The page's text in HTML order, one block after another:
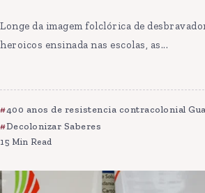
Longe da imagem folclórica de
heroicos ensinada nas escolas, as...
400 anos de resistencia contracolonial
Decolonizar Saberes
15 Min Read